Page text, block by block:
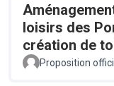
loisirs des
création de
Proposition